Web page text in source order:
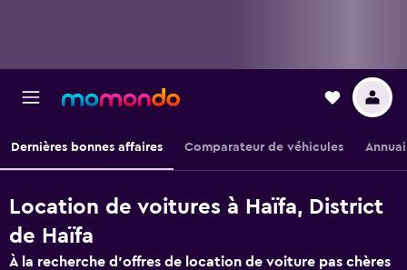
Dernières bonnes affaires Comparateur de véhicules
Location de voitures à Haïfa, District
de Haïfa
À la recherche d'offres de location de voiture pas chères